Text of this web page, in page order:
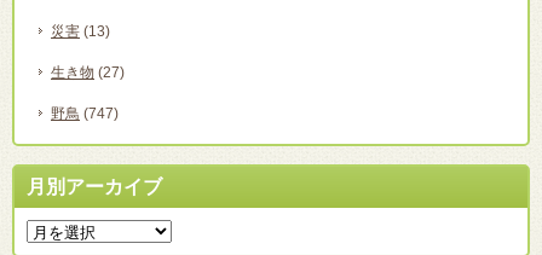
災害 (13)
生き物 (27)
野鳥 (747)
月別アーカイブ